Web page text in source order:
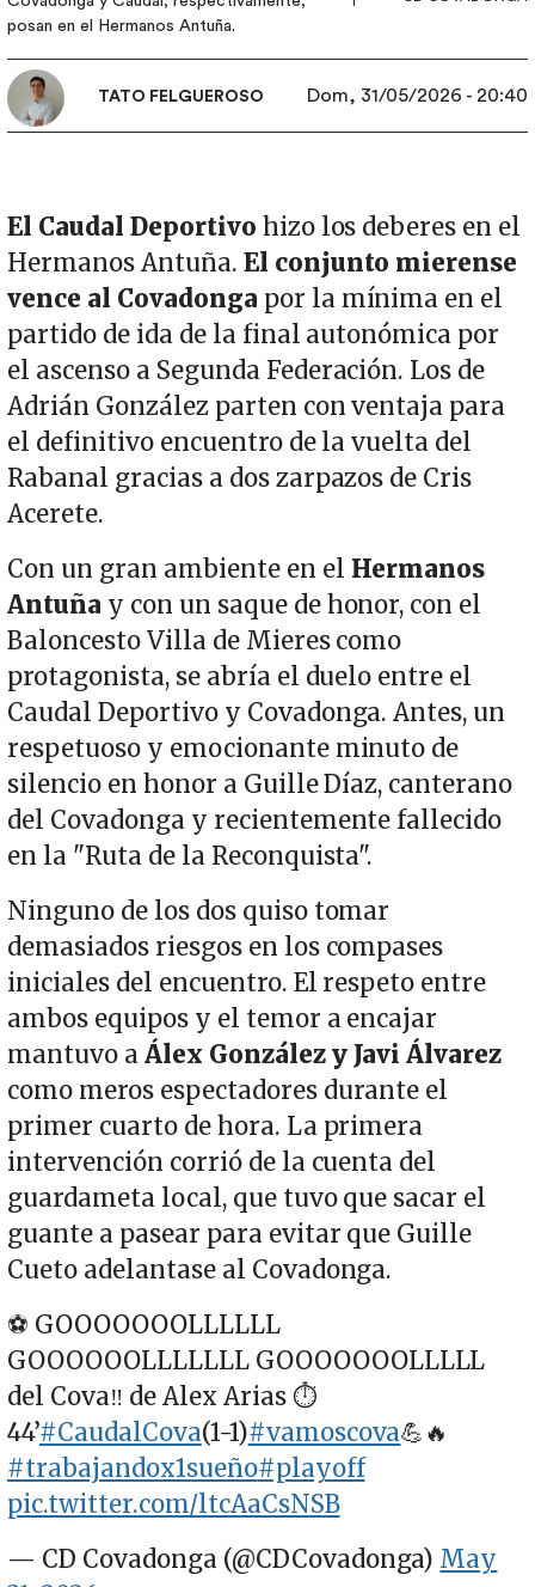
posan en el Hermanos Antuña.
TATO FELGUEROSO Dom, 31/05/2026 - 20:40
El Caudal Deportivo hizo los deberes en el
Hermanos Antuña. El conjunto mierense
vence al Covadonga por la mínima en el
partido de ida de la final autonómica por
el ascenso a Segunda Federación. Los de
Adrián González parten con ventaja para
el definitivo encuentro de la vuelta del
Rabanal gracias a dos zarpazos de Cris
Acerete.
Con un gran ambiente en el Hermanos
Antuña y con un saque de honor, con el
Baloncesto Villa de Mieres como
protagonista, se abría el duelo entre el
Caudal Deportivo y Covadonga. Antes, un
respetuoso y emocionante minuto de
silencio en honor a Guille Díaz, canterano
del Covadonga y recientemente fallecido
en la "Ruta de la Reconquista".
Ninguno de los dos quiso tomar
demasiados riesgos en los compases
iniciales del encuentro. El respeto entre
ambos equipos y el temor a encajar
mantuvo aÁlex González y Javi Álvarez
como meros espectadores durante el
primer cuarto de hora. La primera
intervención corrió de la cuenta del
guardameta local, que tuvo que sacar el
guante a pasear para evitar que Guille
Cueto adelantase al Covadonga.
⚽️ GOOOOOOOLLLLLL
GOOOOOOLLLLLLL GOOOOOOOLLLLL
del Cova‼️ de Alex Arias ⏱️
44’#CaudalCova(1-1)#vamoscova💪🔥
#trabajandox1sueño#playoff
pic.twitter.com/ltcAaCsNSB
— CD Covadonga (@CDCovadonga) May